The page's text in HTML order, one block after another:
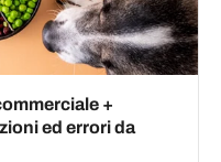
+
ed errori da